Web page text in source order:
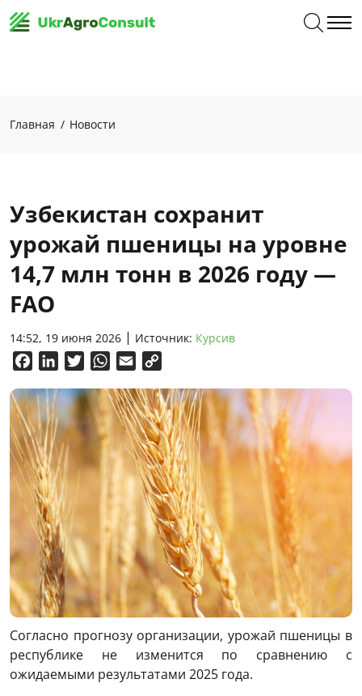
Главная Новости
Узбекистан сохранит
урожай пшеницы на уровне
14,7 млн тонн в 2026 году —
FAO
14:52, 19 июня 2026 Источник: Курсив
FacebookLinkedInTwitterWhatsApp
Email
Согласно прогнозу организации, урожай пшеницы в
республике не изменится по сравнению с
ожидаемыми результатами 2025 года.